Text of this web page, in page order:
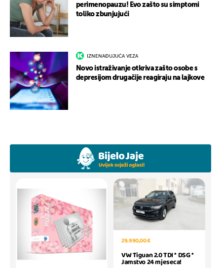
perimenopauzu! Evo zašto su simptomi
toliko zbunjujući
IZNENAĐUJUĆA VEZA
Novo istraživanje otkriva zašto osobe s
depresijom drugačije reagiraju na lajkove
29.990,00 €
VW Tiguan 2.0 TDI * DSG *
Jamstvo 24 mjeseca!